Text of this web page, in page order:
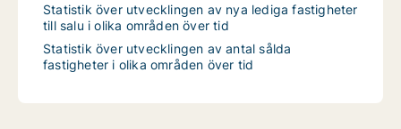
Statistik över utvecklingen av nya lediga fastigheter
till salu i olika områden över tid
Statistik över utvecklingen av antal sålda
fastigheter i olika områden över tid